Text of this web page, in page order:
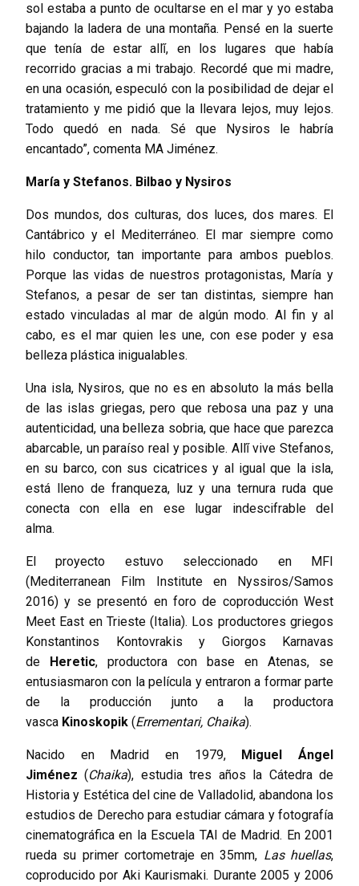
sol estaba a punto de ocultarse en el mar y yo estaba
bajando la ladera de una montaña. Pensé́ en la suerte
que tenía de estar allí́, en los lugares que había
recorrido gracias a mi trabajo. Recordé́ que mi madre,
en una ocasión, especuló con la posibilidad de dejar el
tratamiento y me pidió́ que la llevara lejos, muy lejos.
Todo quedó en nada. Sé que Nysiros le habría
encantado”, comenta MA Jiménez.
María y Stefanos. Bilbao y Nysiros
Dos mundos, dos culturas, dos luces, dos mares. El
Cantábrico y el Mediterráneo. El mar siempre como
hilo conductor, tan importante para ambos pueblos.
Porque las vidas de nuestros protagonistas, María y
Stefanos, a pesar de ser tan distintas, siempre han
estado vinculadas al mar de algún modo. Al fin y al
cabo, es el mar quien les une, con ese poder y esa
belleza plástica inigualables.
Una isla, Nysiros, que no es en absoluto la más bella
de las islas griegas, pero que rebosa una paz y una
autenticidad, una belleza sobria, que hace que parezca
abarcable, un paraíso real y posible. Allí́ vive Stefanos,
en su barco, con sus cicatrices y al igual que la isla,
está lleno de franqueza, luz y una ternura ruda que
conecta con ella en ese lugar indescifrable del
alma.
El proyecto estuvo seleccionado en MFI
(Mediterranean Film Institute en Nyssiros/Samos
2016) y se presentó en foro de coproducción West
Meet East en Trieste (Italia). Los productores griegos
Konstantinos Kontovrakis y Giorgos Karnavas
de Heretic, productora con base en Atenas, se
entusiasmaron con la película y entraron a formar parte
de la producción junto a la productora
vasca Kinoskopik (Errementari, Chaika).
Nacido en Madrid en 1979, Miguel Ángel
Jiménez (Chaika), estudia tres años la Cátedra de
Historia y Estética del cine de Valladolid, abandona los
estudios de Derecho para estudiar cámara y fotografía
cinematográfica en la Escuela TAI de Madrid. En 2001
rueda su primer cortometraje en 35mm, Las huellas,
coproducido por Aki Kaurismaki. Durante 2005 y 2006